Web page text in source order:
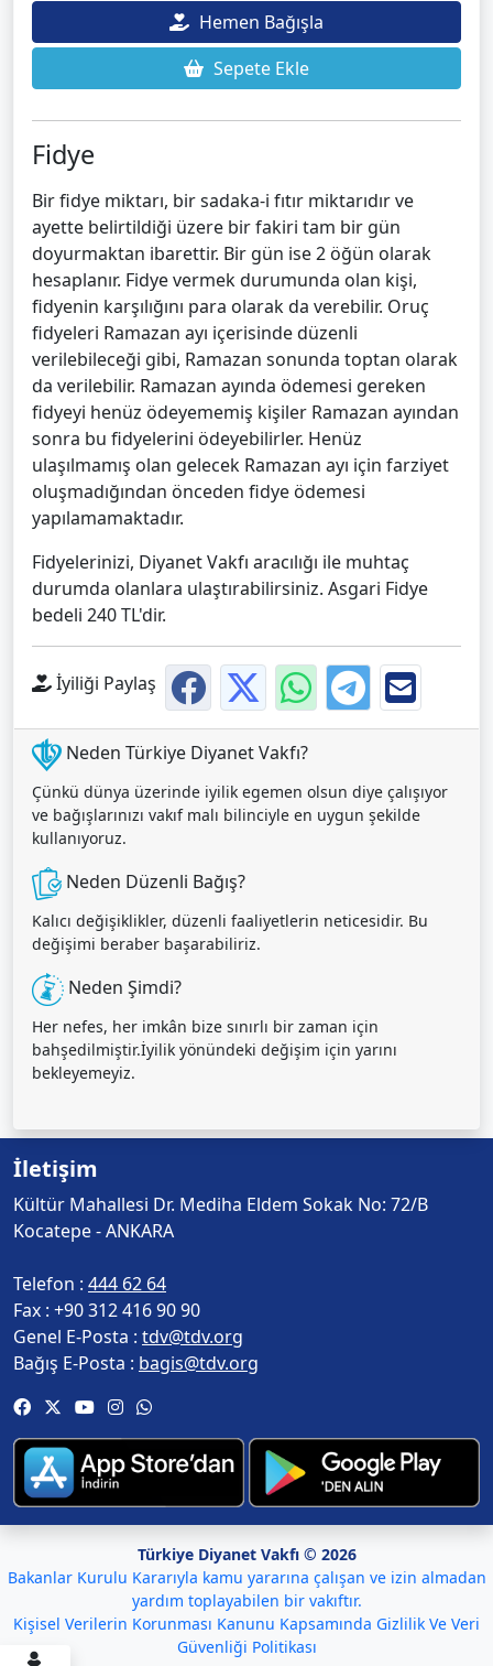
Hemen Bağışla
Sepete Ekle
Fidye
Bir fidye miktarı, bir sadaka-i fıtır miktarıdır ve
ayette belirtildiği üzere bir fakiri tam bir gün
doyurmaktan ibarettir. Bir gün ise 2 öğün olarak
hesaplanır. Fidye vermek durumunda olan kişi,
fidyenin karşılığını para olarak da verebilir. Oruç
fidyeleri Ramazan ayı içerisinde düzenli
verilebileceği gibi, Ramazan sonunda toptan olarak
da verilebilir. Ramazan ayında ödemesi gereken
fidyeyi henüz ödeyememiş kişiler Ramazan ayından
sonra bu fidyelerini ödeyebilirler. Henüz
ulaşılmamış olan gelecek Ramazan ayı için farziyet
oluşmadığından önceden fidye ödemesi
yapılamamaktadır.
Fidyelerinizi, Diyanet Vakfı aracılığı ile muhtaç
durumda olanlara ulaştırabilirsiniz. Asgari Fidye
bedeli 240 TL'dir.
İyiliği Paylaş
Neden Türkiye Diyanet Vakfı?
Çünkü dünya üzerinde iyilik egemen olsun diye çalışıyor
ve bağışlarınızı vakıf malı bilinciyle en uygun şekilde
kullanıyoruz.
Neden Düzenli Bağış?
Kalıcı değişiklikler, düzenli faaliyetlerin neticesidir. Bu
değişimi beraber başarabiliriz.
Neden Şimdi?
Her nefes, her imkân bize sınırlı bir zaman için
bahşedilmiştir.İyilik yönündeki değişim için yarını
bekleyemeyiz.
İletişim
Kültür Mahallesi Dr. Mediha Eldem Sokak No: 72/B
Kocatepe - ANKARA
Telefon : 444 62 64
Fax : +90 312 416 90 90
Genel E-Posta : tdv@tdv.org
Bağış E-Posta : bagis@tdv.org
Türkiye Diyanet Vakfı © 2026
Bakanlar Kurulu Kararıyla kamu yararına çalışan ve izin almadan
yardım toplayabilen bir vakıftır.
Kişisel Verilerin Korunması Kanunu Kapsamında Gizlilik Ve Veri
Güvenliği Politikası